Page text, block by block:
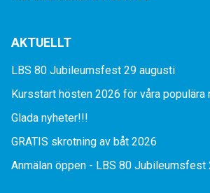
AKTUELLT
LBS 80 Jubileumsfest 29 augusti
Kursstart hösten 2026 för våra populära
Glada nyheter!!!
GRATIS skrotning av båt 2026
Anmälan öppen - LBS 80 Jubileumsfest